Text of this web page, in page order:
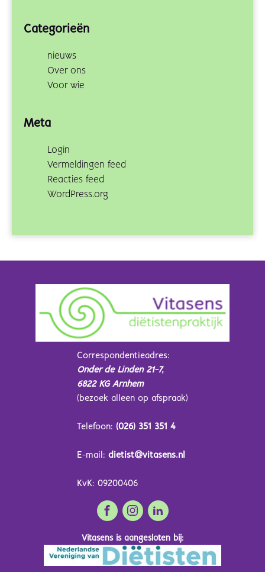
Categorieën
nieuws
Over ons
Voor wie
Meta
Login
Vermeldingen feed
Reacties feed
WordPress.org
Correspondentieadres:
Onder de Linden 21-7,
6822 KG Arnhem
(bezoek alleen op afspraak)
Telefoon: (026) 351 351 4
E-mail: dietist@vitasens.nl
KvK: 09200406
Vitasens is aangesloten bij: